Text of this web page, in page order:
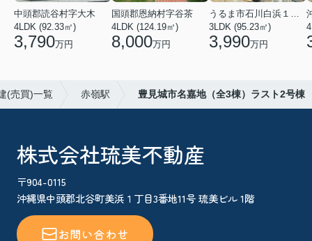
中頭郡読谷村字大木
4LDK (92.33㎡)
3,790万円
国頭郡恩納村字谷茶
4LDK (124.19㎡)
8,000万円
3LDK (95.23㎡)
3,990万円
(売買)一覧 赤嶺駅 豊見城市名嘉地（全3棟）ラスト2号棟
株式会社琉美不動産
〒904-0115
沖縄県中頭郡北谷町美浜１丁目3番地11号 琉美ビル 1階
お問い合わせ